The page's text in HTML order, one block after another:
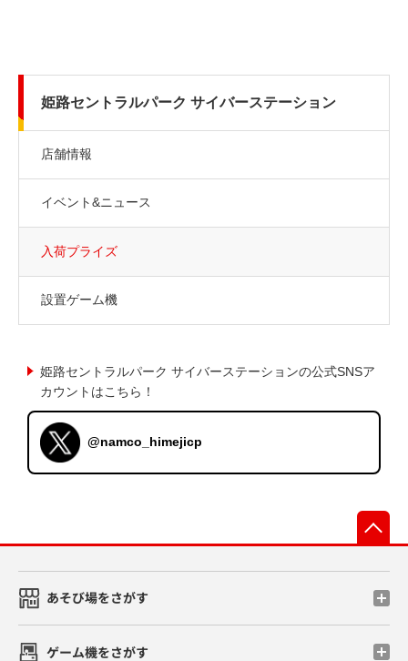
姫路セントラルパーク サイバーステーション
店舗情報
イベント&ニュース
入荷プライズ
設置ゲーム機
姫路セントラルパーク サイバーステーションの公式SNSア
カウントはこちら！
@namco_himejicp
あそび場をさがす
ゲーム機をさがす